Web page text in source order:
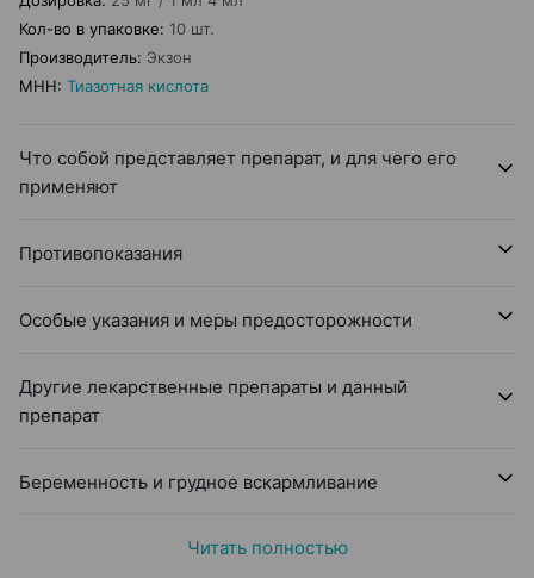
Кол-во в упаковке: 10 шт.
Производитель: Экзон
МНН: Тиазотная кислота
Что собой представляет препарат, и для чего его
применяют
Противопоказания
Особые указания и меры предосторожности
Другие лекарственные препараты и данный
препарат
Беременность и грудное вскармливание
Читать полностью